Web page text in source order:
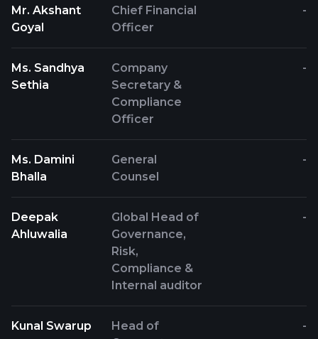
Mr. Akshant
Goyal
Chief Financial
Officer
-
Ms. Sandhya
Sethia
Company
Secretary &
Compliance
Officer
-
Ms. Damini
Bhalla
General
Counsel
-
Deepak
Ahluwalia
Global Head of
Governance,
Risk,
Compliance &
Internal auditor
-
Kunal Swarup
Head of
-